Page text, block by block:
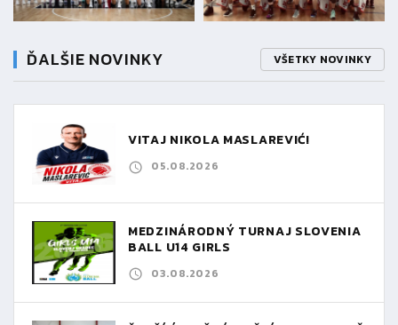
ĎALŠIE NOVINKY VŠETKY NOVINKY
VITAJ NIKOLA MASLAREVIĆ!
05.08.2026
MEDZINÁRODNÝ TURNAJ SLOVENIA
BALL U14 GIRLS
03.08.2026